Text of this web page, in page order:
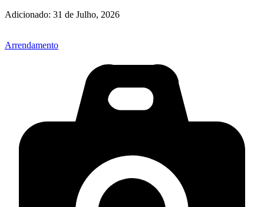
Adicionado: 31 de Julho, 2026
Arrendamento